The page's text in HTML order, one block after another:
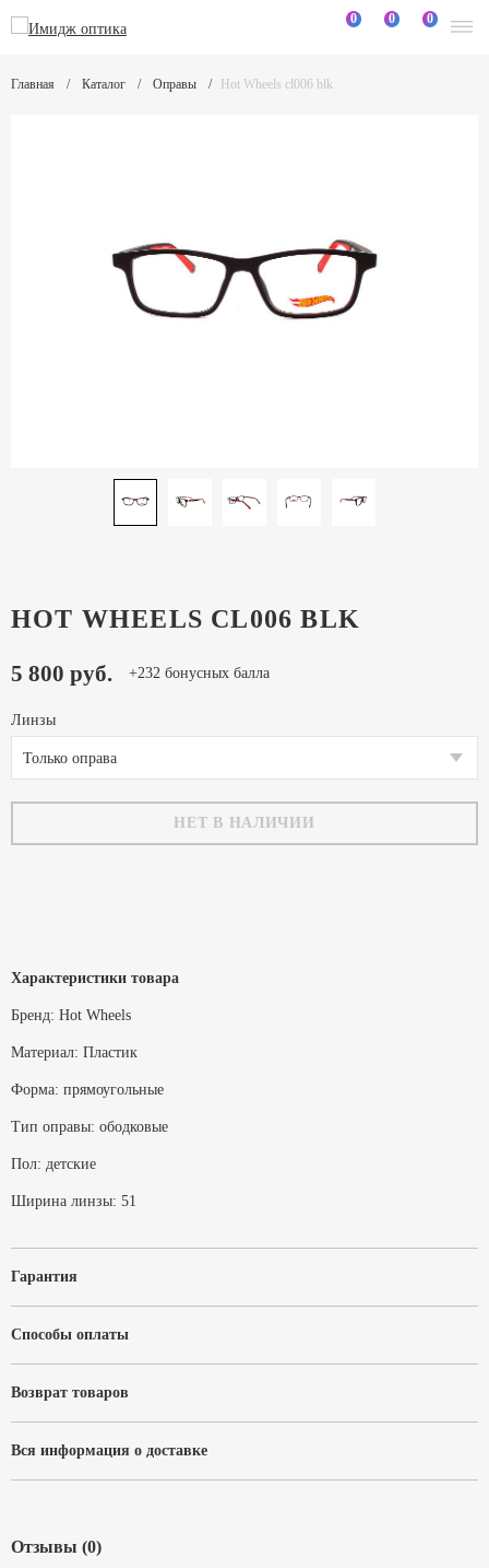
0 0 0
Главная Каталог Оправы Hot Wheels cl006 blk
HOT WHEELS CL006 BLK
5 800 руб. +232 бонусных балла
Линзы
Только оправа
НЕТ В НАЛИЧИИ
Характеристики товара
Бренд: Hot Wheels
Материал: Пластик
Форма: прямоугольные
Тип оправы: ободковые
Пол: детские
Ширина линзы: 51
Гарантия
Способы оплаты
Возврат товаров
Вся информация о доставке
Отзывы (0)